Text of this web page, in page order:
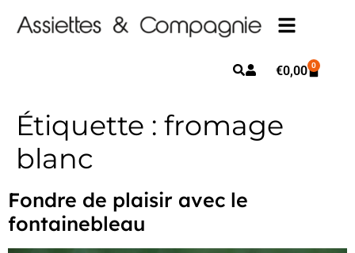
€0,00 0
Étiquette : fromage
blanc
Fondre de plaisir avec le
fontainebleau